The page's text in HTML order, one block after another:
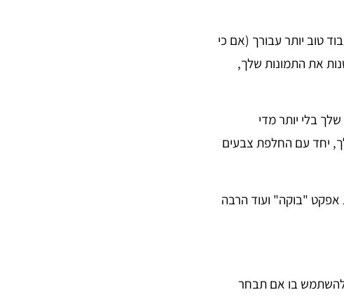
טוב יותר עבורך (אם כי
את התמונות שלך,
בלי יותר מדי
יחד עם החלפת צבעים
"בוקה" ועוד הרבה
להשתמש בו אם תבחר